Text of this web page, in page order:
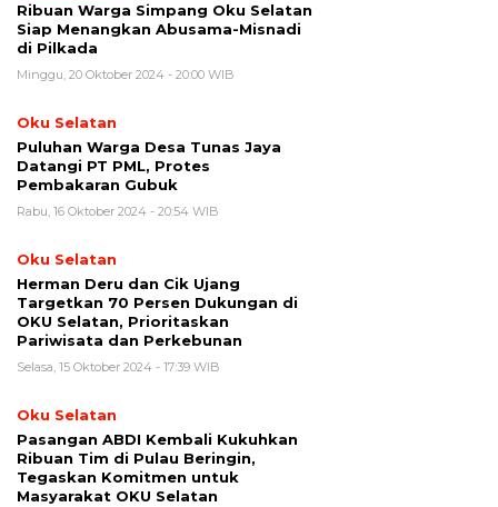
Ribuan Warga Simpang Oku Selatan
Siap Menangkan Abusama-Misnadi
di Pilkada
Minggu, 20 Oktober 2024 - 20:00 WIB
Oku Selatan
Puluhan Warga Desa Tunas Jaya
Datangi PT PML, Protes
Pembakaran Gubuk
Rabu, 16 Oktober 2024 - 20:54 WIB
Oku Selatan
Herman Deru dan Cik Ujang
Targetkan 70 Persen Dukungan di
OKU Selatan, Prioritaskan
Pariwisata dan Perkebunan
Selasa, 15 Oktober 2024 - 17:39 WIB
Oku Selatan
Pasangan ABDI Kembali Kukuhkan
Ribuan Tim di Pulau Beringin,
Tegaskan Komitmen untuk
Masyarakat OKU Selatan